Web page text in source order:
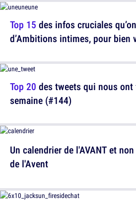
Top 20 des tweets qui nous
semaine (#144)
Top 15 des infos cruciales
d’Ambitions intimes, pour bien
Un calendrier de l'AVANT et
de l'Avent